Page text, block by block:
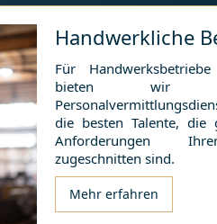
Handwerkliche
Für
bieten wir
die besten Talente, die
Anforderungen
zugeschnitten sind.
Mehr erfahren